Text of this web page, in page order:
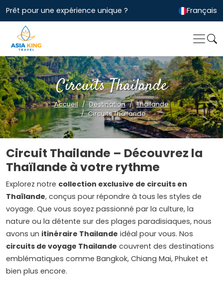
Prêt pour une expérience unique ? Français
Circuits Thailande
Accueil Destination
Thailande
Circuits Thailande
Circuit Thailande – Découvrez la
Thaïlande à votre rythme
Explorez notre collection exclusive de circuits en
Thaïlande, conçus pour répondre à tous les styles de
voyage. Que vous soyez passionné par la culture, la
nature ou la détente sur des plages paradisiaques, nous
avons un itinéraire Thailande idéal pour vous. Nos
circuits de voyage Thailande couvrent des destinations
emblématiques comme Bangkok, Chiang Mai, Phuket et
bien plus encore.